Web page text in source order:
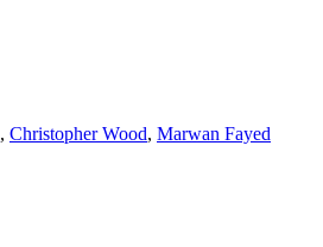
, Christopher Wood, Marwan Fayed